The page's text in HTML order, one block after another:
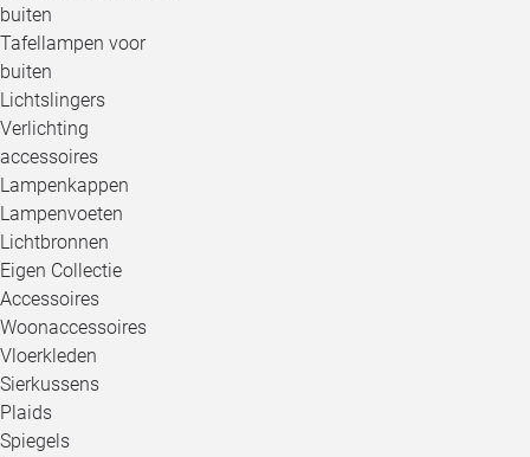
buiten
Tafellampen voor
buiten
Lichtslingers
Verlichting
accessoires
Lampenkappen
Lampenvoeten
Lichtbronnen
Eigen Collectie
Accessoires
Woonaccessoires
Vloerkleden
Sierkussens
Plaids
Spiegels